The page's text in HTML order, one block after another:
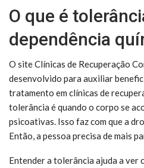
O que é
dependência
O site Clínicas de Recuperação
desenvolvido para auxiliar
tratamento em clínicas de
tolerância é quando o corpo se
psicoativas. Isso faz com que a
Então, a pessoa precisa de mais
Entender a tolerância ajuda a ver